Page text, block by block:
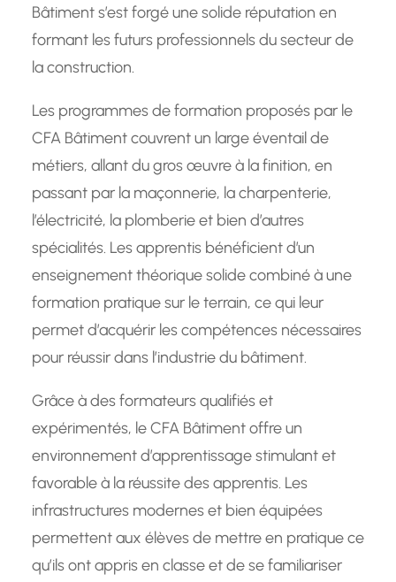
Bâtiment s’est forgé une solide réputation en
formant les futurs professionnels du secteur de
la construction.
Les programmes de formation proposés par le
CFA Bâtiment couvrent un large éventail de
métiers, allant du gros œuvre à la finition, en
passant par la maçonnerie, la charpenterie,
l’électricité, la plomberie et bien d’autres
spécialités. Les apprentis bénéficient d’un
enseignement théorique solide combiné à une
formation pratique sur le terrain, ce qui leur
permet d’acquérir les compétences nécessaires
pour réussir dans l’industrie du bâtiment.
Grâce à des formateurs qualifiés et
expérimentés, le CFA Bâtiment offre un
environnement d’apprentissage stimulant et
favorable à la réussite des apprentis. Les
infrastructures modernes et bien équipées
permettent aux élèves de mettre en pratique ce
qu’ils ont appris en classe et de se familiariser